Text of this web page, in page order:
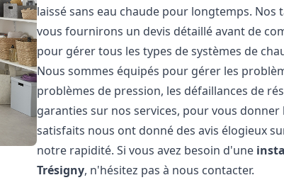
laissé sans eau chaude pour longtemps.
vous fournirons un devis détaillé avant de
pour gérer tous les types de systèmes de
Nous sommes équipés pour gérer les
problèmes de pression, les défaillances de
garanties sur nos services, pour vous
satisfaits nous ont donné des avis élogieux
notre rapidité. Si vous avez besoin d'une
Trésigny, n'hésitez pas à nous contacter.